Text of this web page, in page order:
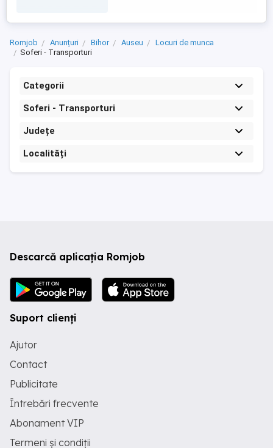
Romjob Anunțuri Bihor Auseu
Locuri de munca
Soferi - Transporturi
Categorii
Soferi - Transporturi
Județe
Localități
Descarcă aplicația Romjob
Suport clienți
Ajutor
Contact
Publicitate
Întrebări frecvente
Abonament VIP
Termeni și condiții